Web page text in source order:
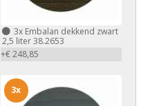
3xEmbalan dekkend zwart
2,5 liter 38.2653
+€ 248,85
3x